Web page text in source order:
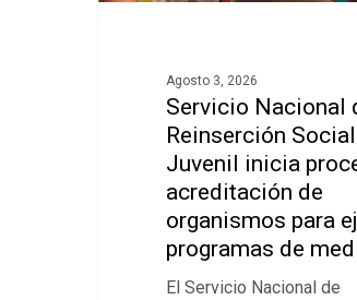
Agosto 3, 2026
Servicio Nacional
Reinserción Social
Juvenil inicia
acreditación de
organismos para
programas de
El Servicio Nacional de